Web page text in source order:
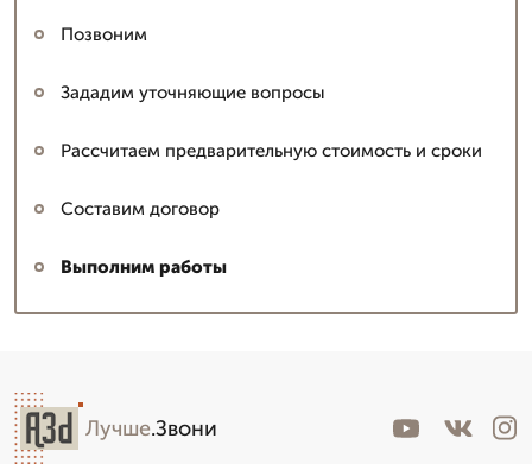
Позвоним
Зададим уточняющие вопросы
Рассчитаем предварительную стоимость и сроки
Составим договор
Выполним работы
Лучше.Звони